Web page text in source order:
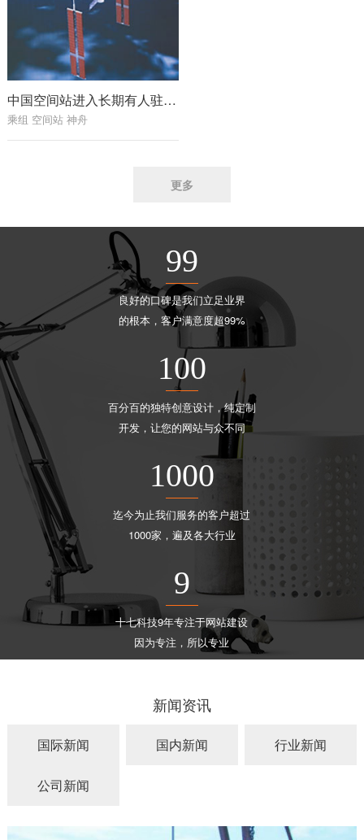
中国空间站进入长期有人驻留模式
乘组 空间站 神舟
更多
99
良好的口碑是我们立足业界
的根本，客户满意度超99%
100
百分百的独特创意设计，纯定制
开发，让您的网站与众不同
1000
迄今为止我们服务的客户超过
1000家，遍及各大行业
9
十七科技9年专注于网站建设
因为专注，所以专业
新闻资讯
国际新闻 国内新闻 行业新闻
公司新闻